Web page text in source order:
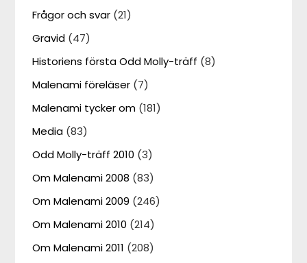
Frågor och svar (21)
Gravid (47)
Historiens första Odd Molly-träff (8)
Malenami föreläser (7)
Malenami tycker om (181)
Media (83)
Odd Molly-träff 2010 (3)
Om Malenami 2008 (83)
Om Malenami 2009 (246)
Om Malenami 2010 (214)
Om Malenami 2011 (208)